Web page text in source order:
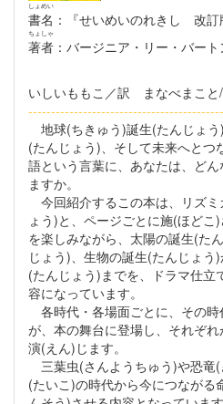
書名
しょめい
：『せいめいのれきし 改訂
著者
ちょしゃ
：バージニア・リー・バー
いしいももこ／訳 まなべまこと
地球(ちきゅう)誕生(たんじょ
(たんじょう)、そして未来へとつ
語という言葉に、あなたは、ど
ますか。
今回紹介するこの本は、リズ
ょう)と、ページごとに施(ほど
を楽しみながら、太陽の誕生(た
じょう)、生物の誕生(たんじょ
(たんじょう)までを、ドラマ仕立
容になっています。
各時代・各場面ごとに、その
が、本の舞台に登場し、それぞ
演(えん)じます。
三葉虫(さんようちゅう)や恐竜
(たいこ)の時代から今につながる